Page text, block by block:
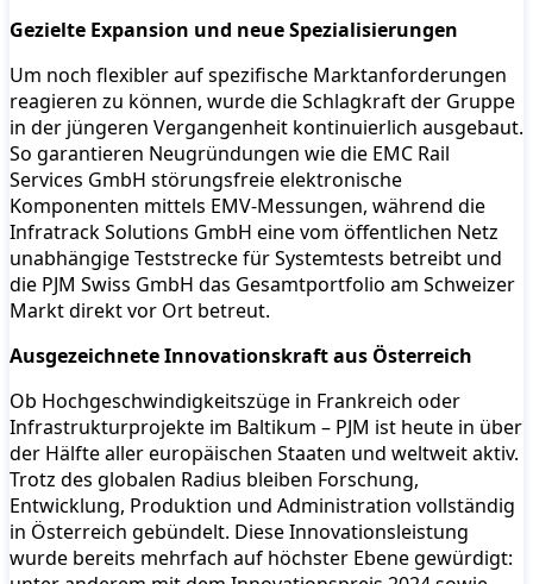
Gezielte Expansion und neue Spezialisierungen
Um noch flexibler auf spezifische Marktanforderungen
reagieren zu können, wurde die Schlagkraft der Gruppe
in der jüngeren Vergangenheit kontinuierlich ausgebaut.
So garantieren Neugründungen wie die EMC Rail
Services GmbH störungsfreie elektronische
Komponenten mittels EMV-Messungen, während die
Infratrack Solutions GmbH eine vom öffentlichen Netz
unabhängige Teststrecke für Systemtests betreibt und
die PJM Swiss GmbH das Gesamtportfolio am Schweizer
Markt direkt vor Ort betreut.
Ausgezeichnete Innovationskraft aus Österreich
Ob Hochgeschwindigkeitszüge in Frankreich oder
Infrastrukturprojekte im Baltikum – PJM ist heute in über
der Hälfte aller europäischen Staaten und weltweit aktiv.
Trotz des globalen Radius bleiben Forschung,
Entwicklung, Produktion und Administration vollständig
in Österreich gebündelt. Diese Innovationsleistung
wurde bereits mehrfach auf höchster Ebene gewürdigt: